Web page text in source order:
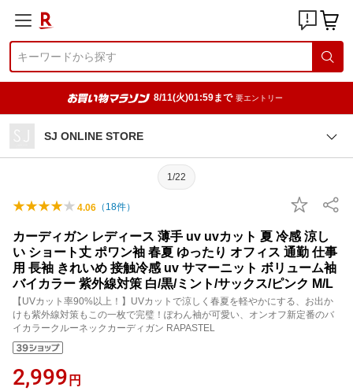
8/11(火)01:59まで 要エントリー
SJ ONLINE STORE
1/22
4.06 （ 18件）
カーディガン レディース 薄手 uv uvカット 夏 冷感 涼し
い ショート丈 ポワン袖 春夏 ゆったり オフィス 通勤 仕事
用 長袖 きれいめ 接触冷感 uv サマーニット ボリューム袖
バイカラー 紫外線対策 白/黒/ミント/サックス/ピンク M/L
【UVカット率90%以上！】UVカットで涼しく春夏を軽やかにする、お出か
けも紫外線対策もこの一枚で完璧！ぽわん袖が可愛い、オンオフ新定番のバ
イカラークルーネックカーディガン RAPASTEL
2,999 円